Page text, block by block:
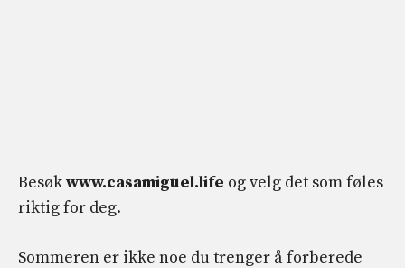
Besøkwww.casamiguel.life og velg det som føles
riktig for deg.
Sommeren er ikke noe du trenger å forberede